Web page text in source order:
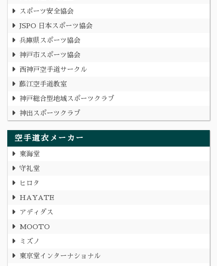
スポーツ安全協会
JSPO 日本スポーツ協会
兵庫県スポーツ協会
神戸市スポーツ協会
西神戸空手道サークル
藤江空手道教室
神戸総合型地域スポーツクラブ
神出スポーツクラブ
空手道衣メーカー
東海堂
守礼堂
ヒロタ
HAYATE
アディダス
MOOTO
ミズノ
東京堂インターナショナル